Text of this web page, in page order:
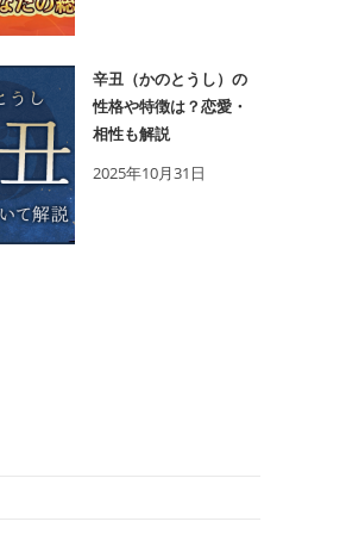
辛丑（かのとうし）の
性格や特徴は？恋愛・
相性も解説
2025年10月31日